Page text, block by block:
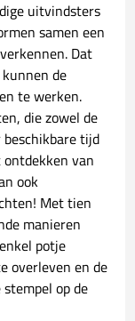
uitvindsters
samen een
Dat
de
te werken.
die zowel de
tijd
van
ook
Met tien
manieren
potje
overleven en de
op de